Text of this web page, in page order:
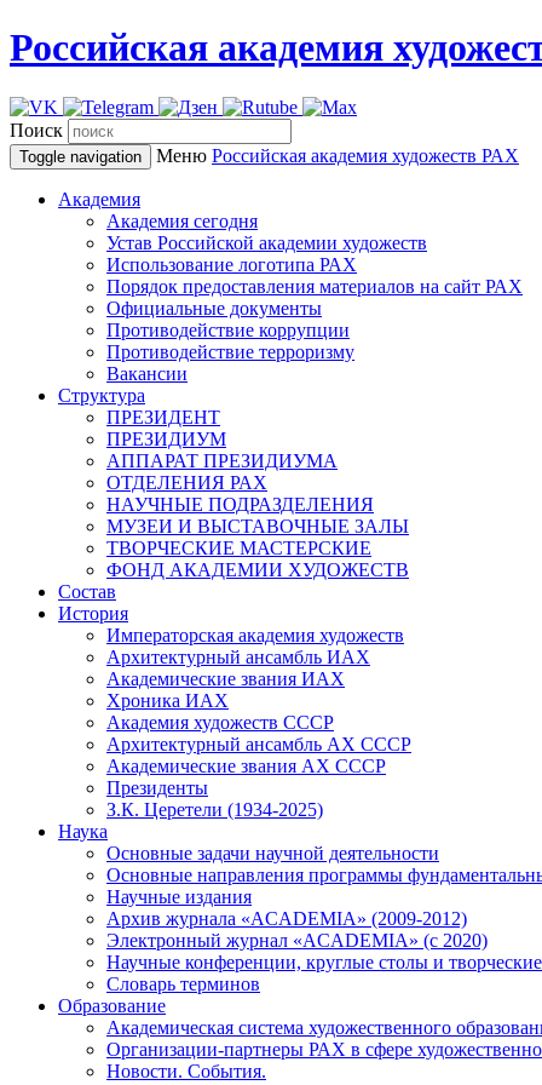
Российская академия
Поиск
Toggle navigation Меню Российская академия художеств РАХ
Академия
Академия сегодня
Устав Российской академии художеств
Использование логотипа РАХ
Порядок предоставления материалов на сайт РАХ
Официальные документы
Противодействие коррупции
Противодействие терроризму
Вакансии
Структура
ПРЕЗИДЕНТ
ПРЕЗИДИУМ
АППАРАТ ПРЕЗИДИУМА
ОТДЕЛЕНИЯ РАХ
НАУЧНЫЕ ПОДРАЗДЕЛЕНИЯ
МУЗЕИ И ВЫСТАВОЧНЫЕ ЗАЛЫ
ТВОРЧЕСКИЕ МАСТЕРСКИЕ
ФОНД АКАДЕМИИ ХУДОЖЕСТВ
Состав
История
Императорская академия художеств
Архитектурный ансамбль ИАХ
Академические звания ИАХ
Хроника ИАХ
Академия художеств СССР
Архитектурный ансамбль АХ СССР
Академические звания АХ СССР
Президенты
З.К. Церетели (1934-2025)
Наука
Основные задачи научной деятельности
Основные направления программы
Научные издания
Архив журнала «ACADEMIA» (2009-2012)
Электронный журнал «ACADEMIA» (с 2020)
Научные конференции, круглые столы и
Словарь терминов
Образование
Академическая система художественного
Организации-партнеры РАХ в сфере
Новости. События.